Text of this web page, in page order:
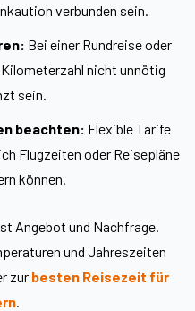
verbunden sein.
Bei einer Rundreise oder
nicht unnötig
sein.
beachten: Flexible Tarife
Flugzeiten oder Reisepläne
können.
Angebot und Nachfrage.
und Jahreszeiten
zur besten Reisezeit für
.